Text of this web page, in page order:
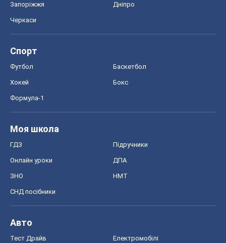
Запоріжжя Дніпро
Черкаси
Спорт
Футбол Баскетбол
Хокей Бокс
Формула-1
Моя школа
ГДЗ Підручники
Онлайн уроки ДПА
ЗНО НМТ
СНД посібники
Авто
Тест Драйв Електромобілі